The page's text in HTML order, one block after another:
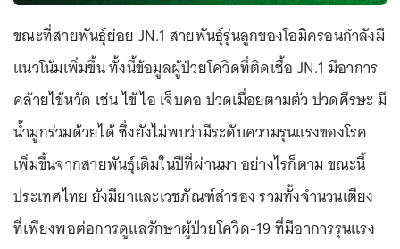
ขณะที่สายพันธุ์ย่อย JN.1 สายพันธุ์รุ่นลูกของโอมิครอนกำลังมี
แนวโน้มเพิ่มขึ้น ทั้งนี้ข้อมูลผู้ป่วยโควิดที่ติดเชื้อ JN.1 มีอาการ
คล้ายไข้หวัด เช่น ไข้ ไอ เจ็บคอ ปวดเมื่อยตามตัว ปวดศีรษะ มี
น้ำมูกร่วมด้วยได้ ซึ่งยังไม่พบว่ามีระดับความรุนแรงของโรค
เพิ่มขึ้นจากสายพันธุ์เดิมในปีที่ผ่านมา อย่างไรก็ตาม ขณะนี้
ประเทศไทย ยังมียาและเวชภัณฑ์สำรอง รวมทั้งจำนวนเตียง
ที่เพียงพอต่อการดูแลรักษาผู้ป่วยโควิด-19 ที่มีอาการรุนแรง